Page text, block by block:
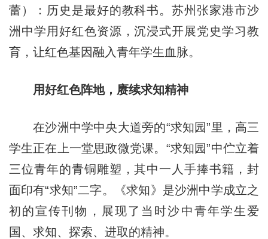
蕾）：历史是最好的教科书。苏州张家港市沙
洲中学用好红色资源，沉浸式开展党史学习教
育，让红色基因融入青年学生血脉。
用好红色阵地，赓续求知精神
在沙洲中学中央大道旁的“求知园”里，高三
学生正在上一堂思政微党课。“求知园”中伫立着
三位青年的青铜雕塑，其中一人手捧书籍，封
面印有“求知”二字。《求知》是沙洲中学成立之
初的宣传刊物，展现了当时沙中青年学生爱
国、求知、探索、进取的精神。